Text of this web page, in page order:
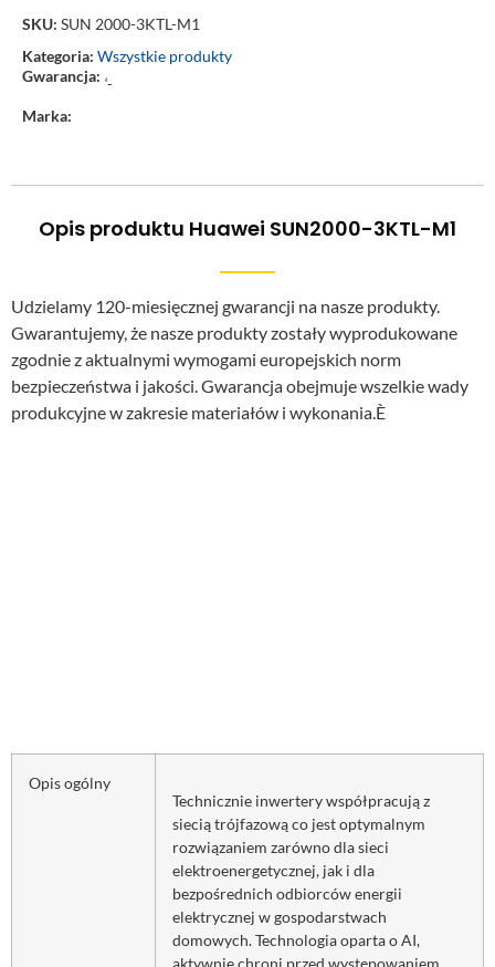
SKU: SUN 2000-3KTL-M1
Kategoria: Wszystkie produkty
Gwarancja: ‘-
Marka:
Opis produktu Huawei SUN2000-3KTL-M1
Udzielamy 120-miesięcznej gwarancji na nasze produkty.
Gwarantujemy, że nasze produkty zostały wyprodukowane
zgodnie z aktualnymi wymogami europejskich norm
bezpieczeństwa i jakości. Gwarancja obejmuje wszelkie wady
produkcyjne w zakresie materiałów i wykonania.È
Opis ogólny
Technicznie inwertery współpracują z
siecią trójfazową co jest optymalnym
rozwiązaniem zarówno dla sieci
elektroenergetycznej, jak i dla
bezpośrednich odbiorców energii
elektrycznej w gospodarstwach
domowych.Technologia oparta o AI,
aktywnie chroni przed występowaniem